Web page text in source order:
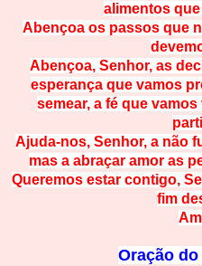
alimentos
Abençoa os passos que
Abençoa, Senhor, as
esperança que vamos
semear, a fé que
Ajuda-nos, Senhor, a não
mas a abraçar amor as
Queremos estar contigo,
fim
Oração